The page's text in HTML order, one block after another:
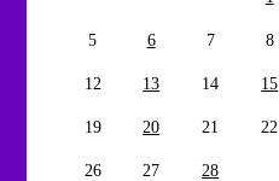
5 6 7 8
12 13 14 15
19 20 21 22
26 27 28